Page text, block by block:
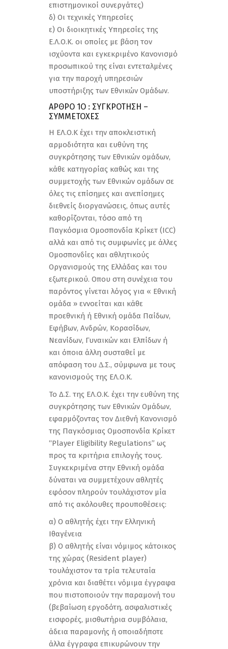
επιστηµονικοί συνεργάτες)
δ) Οι τεχνικές Υπηρεσίες
ε) Οι διοικητικές Υπηρεσίες της
Ε.Λ.Ο.Κ. οι οποίες µε βάση τον
ισχύοντα και εγκεκριµένο Κανονισµό
προσωπικού της είναι εντεταλµένες
για την παροχή υπηρεσιών
υποστήριξης των Εθνικών Οµάδων.
ΑΡΘΡΟ 1Ο : ΣΥΓΚΡΟΤΗΣΗ –
ΣΥΜΜΕΤΟΧΕΣ
Η ΕΛ.Ο.Κ έχει την αποκλειστική
αρµοδιότητα και ευθύνη της
συγκρότησης των Εθνικών οµάδων,
κάθε κατηγορίας καθώς και της
συµµετοχής των Εθνικών οµάδων σε
όλες τις επίσηµες και ανεπίσηµες
διεθνείς διοργανώσεις, όπως αυτές
καθορίζονται, τόσο από τη
Παγκόσμια Οµοσπονδία Κρίκετ (ICC)
αλλά και από τις συµφωνίες µε άλλες
Οµοσπονδίες και αθλητικούς
Οργανισµούς της Ελλάδας και του
εξωτερικού. Οπου στη συνέχεια του
παρόντος γίνεται λόγος για « Εθνική
οµάδα » εννοείται και κάθε
προεθνική ή Εθνική οµάδα Παίδων,
Εφήβων, Ανδρών, Κορασίδων,
Νεανίδων, Γυναικών και Ελπίδων ή
και όποια άλλη συσταθεί µε
απόφαση του ∆.Σ., σύµφωνα µε τους
κανονισµούς της ΕΛ.Ο.Κ.
Το Δ.Σ. της ΕΛ.Ο.Κ. έχει την ευθύνη της
συγκρότησης των Εθνικών Ομάδων,
εφαρμόζοντας τον Διεθνή Κανονισμό
της Παγκόσμιας Ομοσπονδία Κρίκετ
“Player Eligibility Regulations” ως
προς τα κριτήρια επιλογής τους.
Συγκεκριμένα στην Εθνική ομάδα
δύναται να συμμετέχουν αθλητές
εφόσον πληρoύν τουλάχιστον μία
από τις ακόλουθες προυποθέσεις:
α) Ο αθλητής έχει την Ελληνική
Ιθαγένεια
β) O αθλητής είναι νόμιμος κάτοικος
της χώρας (Resident player)
τουλάχιστον τα τρία τελευταία
χρόνια και διαθέτει νόμιμα έγγραφα
που πιστοποιούν την παραμονή του
(βεβαίωση εργοδότη, ασφαλιστικές
εισφορές, μισθωτήρια συμβόλαια,
άδεια παραμονής ή οποιαδήποτε
άλλα έγγραφα επικυρώνουν την